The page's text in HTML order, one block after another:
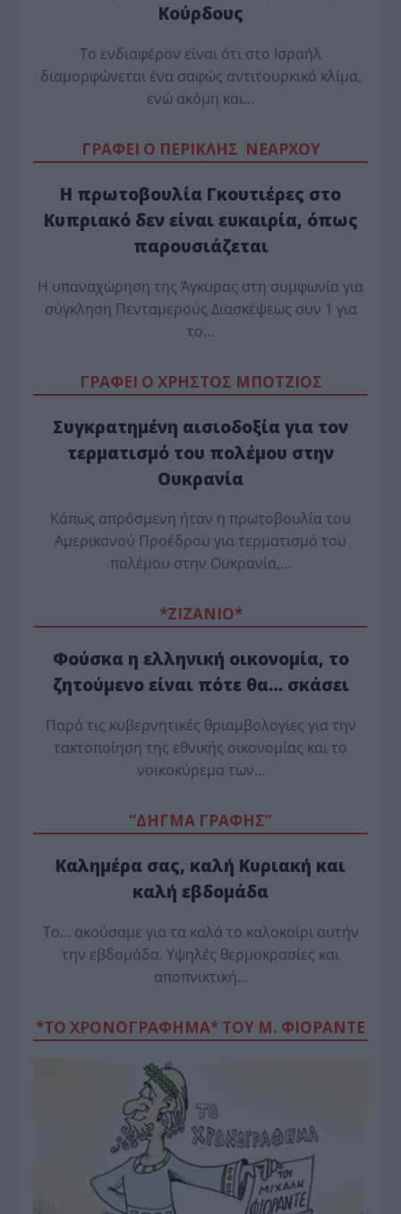
Κούρδους
Το ενδιαφέρον είναι ότι στο Ισραήλ
διαμορφώνεται ένα σαφώς αντιτουρκικό κλίμα,
ενώ ακόμη και…
ΓΡΑΦΕΙ Ο ΠΕΡΙΚΛΗΣ ΝΕΑΡΧΟΥ
Η πρωτοβουλία Γκουτιέρες στο
Κυπριακό δεν είναι ευκαιρία, όπως
παρουσιάζεται
Η υπαναχώρηση της Άγκυρας στη συμφωνία για
σύγκληση Πενταμερούς Διασκέψεως συν 1 για
το…
ΓΡΑΦΕΙ Ο ΧΡΗΣΤΟΣ ΜΠΟΤΖΙΟΣ
Συγκρατημένη αισιοδοξία για τον
τερματισμό του πολέμου στην
Ουκρανία
Κάπως απρόσμενη ήταν η πρωτοβουλία του
Αμερικανού Προέδρου για τερματισμό του
πολέμου στην Ουκρανία,…
*ZΙΖΑΝΙΟ*
Φούσκα η ελληνική οικονομία, το
ζητούμενο είναι πότε θα… σκάσει
Παρά τις κυβερνητικές θριαμβολογίες για την
τακτοποίηση της εθνικής οικονομίας και το
νοικοκύρεμα των…
“ΔΗΓΜΑ ΓΡΑΦΗΣ”
Καλημέρα σας, καλή Κυριακή και
καλή εβδομάδα
Το… ακούσαμε για τα καλά το καλοκαίρι αυτήν
την εβδομάδα. Υψηλές θερμοκρασίες και
αποπνικτική…
*ΤΟ ΧΡΟΝΟΓΡΑΦΗΜΑ* ΤΟΥ Μ. ΦΙΟΡΆΝΤΕ